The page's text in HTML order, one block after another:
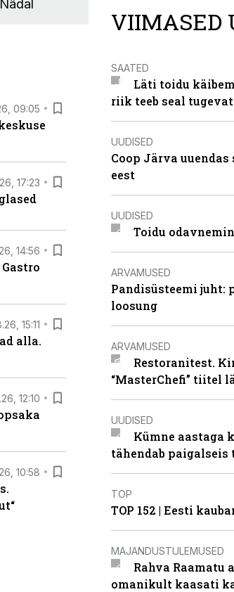
Nädal
09:05
17:23
14:56
15:11
alla.
12:10
10:58
VIIMASED
SAATED
Läti toidu
riik teeb seal
UUDISED
Coop Järva
eest
UUDISED
Toidu
ARVAMUSED
Pandisüsteemi juht:
loosung
ARVAMUSED
Restoranitest.
“MasterChefi” tiitel
UUDISED
Kümne aastaga
tähendab paigalseis
TOP
TOP 152 | Eesti
MAJANDUSTULEMUSED
Rahva
omanikult kaasati